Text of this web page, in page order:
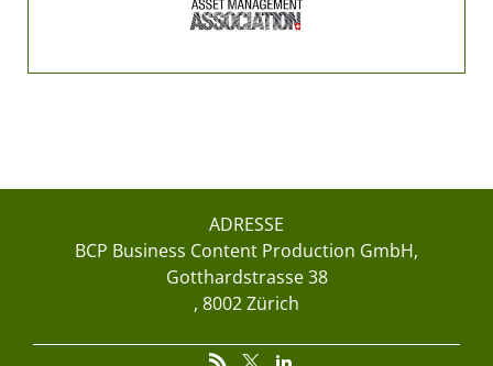
ADRESSE
BCP Business Content Production GmbH
Gotthardstrasse 38
8002 Zürich